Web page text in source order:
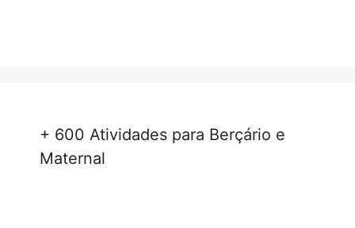
+ 600 Atividades para Berçário e
Maternal